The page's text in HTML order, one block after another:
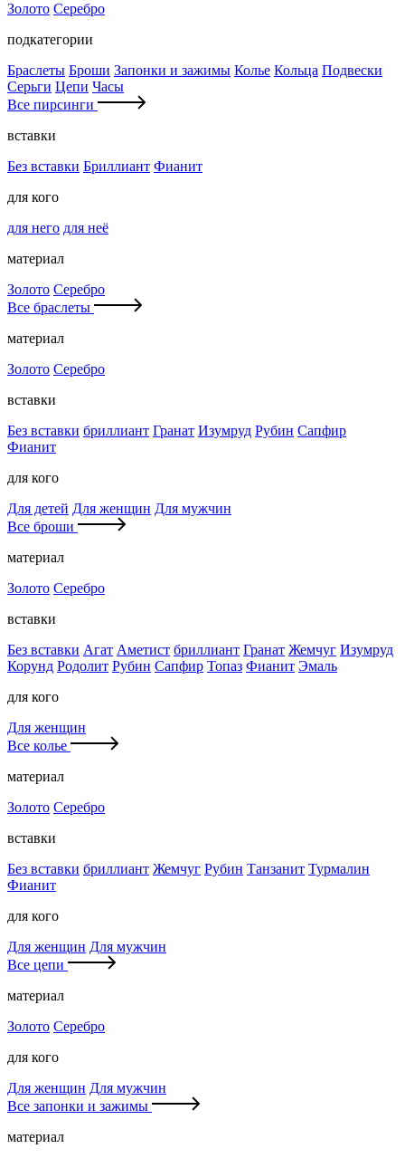
Золото Серебро
подкатегории
Браслеты Броши Запонки и зажимы Колье Кольца Подвески
Серьги Цепи Часы
Все пирсинги
вставки
Без вставки Бриллиант Фианит
для кого
для него для неё
материал
Золото Серебро
Все браслеты
материал
Золото Серебро
вставки
Без вставки бриллиант Гранат Изумруд Рубин Сапфир
Фианит
для кого
Для детей Для женщин Для мужчин
Все броши
материал
Золото Серебро
вставки
Без вставки Агат Аметист бриллиант Гранат Жемчуг Изумруд
Корунд Родолит Рубин Сапфир Топаз Фианит Эмаль
для кого
Для женщин
Все колье
материал
Золото Серебро
вставки
Без вставки бриллиант Жемчуг Рубин Танзанит Турмалин
Фианит
для кого
Для женщин Для мужчин
Все цепи
материал
Золото Серебро
для кого
Для женщин Для мужчин
Все запонки и зажимы
материал